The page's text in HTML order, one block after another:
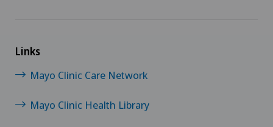
Links
Mayo Clinic Care Network
Mayo Clinic Health Library